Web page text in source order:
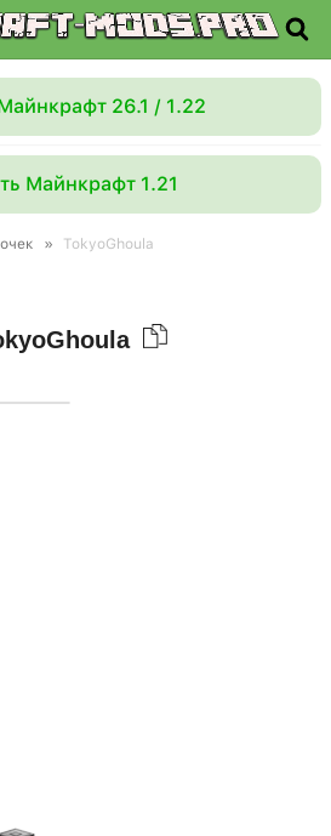
26.1 / 1.22
Майнкрафт 1.21
» TokyoGhoula